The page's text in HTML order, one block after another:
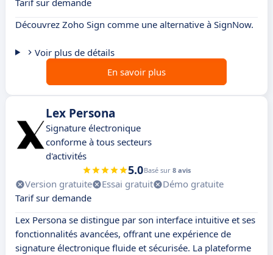
Tarif sur demande
Découvrez Zoho Sign comme une alternative à SignNow.
Voir plus de détails
En savoir plus
Lex Persona
Signature électronique
conforme à tous secteurs
d'activités
5.0Basé sur 8 avis
Version gratuite Essai gratuit
Démo gratuite
Tarif sur demande
Lex Persona se distingue par son interface intuitive et ses
fonctionnalités avancées, offrant une expérience de
signature électronique fluide et sécurisée. La plateforme